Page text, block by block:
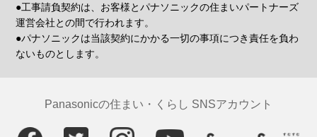
●工事請負契約は、お客様とパナソニックの住まいパートナーズ
運営会社との間で行われます。
●パナソニックは当該契約にかかる一切の事項につき責任を負わ
ないものとします。
Panasonicの住まい・くらし SNSアカウント